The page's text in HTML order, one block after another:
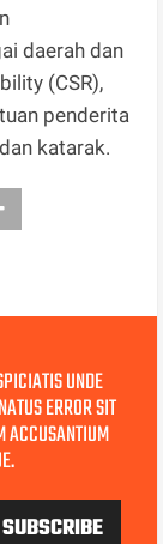
daerah dan
(CSR),
penderita
katarak.
UNDE
ERROR SIT
ACCUSANTIUM